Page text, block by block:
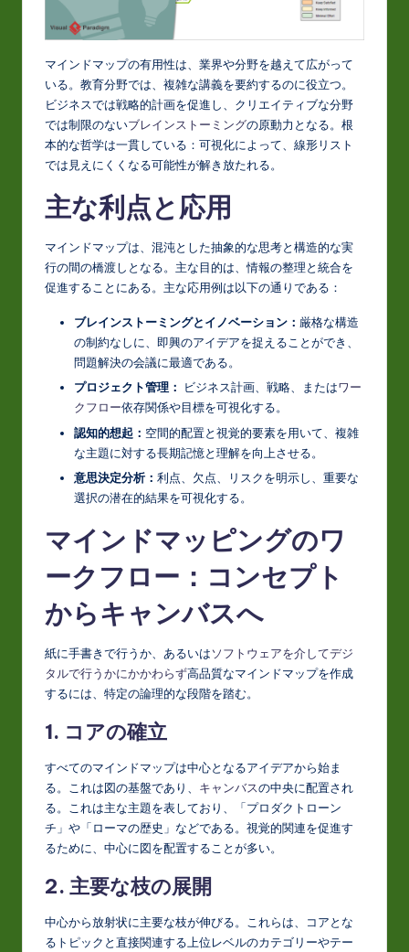
ft
w
In
マインドマップの有用性は、業界や分野を越えて広がって
いる。教育分野では、複雑な講義を要約するのに役立つ。
ビジネスでは戦略的計画を促進し、クリエイティブな分野
では制限のないブレインストーミングの原動力となる。根
本的な哲学は一貫している：可視化によって、線形リスト
では見えにくくなる可能性が解き放たれる。
主な利点と応用
マインドマップは、混沌とした抽象的な思考と構造的な実
行の間の橋渡しとなる。主な目的は、情報の整理と統合を
促進することにある。主な応用例は以下の通りである：
ブレインストーミングとイノベーション： 厳格な構造
の制約なしに、即興のアイデアを捉えることができ、
問題解決の会議に最適である。
プロジェクト管理：
ビジネス計画、戦略、またはワー
クフロー依存関係や目標を可視化する。
認知的想起： 空間的配置と視覚的要素を用いて、複雑
な主題に対する長期記憶と理解を向上させる。
意思決定分析： 利点、欠点、リスクを明示し、重要な
選択の潜在的結果を可視化する。
マインドマッピングのワ
ークフロー：コンセプト
からキャンバスへ
紙に手書きで行うか、あるいはソフトウェアを介してデジ
タルで行うかにかかわらず高品質なマインドマップを作成
するには、特定の論理的な段階を踏む。
1. コアの確立
すべてのマインドマップは中心となるアイデアから始ま
る。これは図の基盤であり、 キャンバスの中央に配置され
る。これは主な主題を表しており、「プロダクトローン
チ」や「ローマの歴史」などである。視覚的関連を促進す
るために、中心に図を配置することが多い。
2. 主要な枝の展開
中心から放射状に主要な枝が伸びる。これらは、コアとな
るトピックと直接関連する上位レベルのカテゴリーやテー